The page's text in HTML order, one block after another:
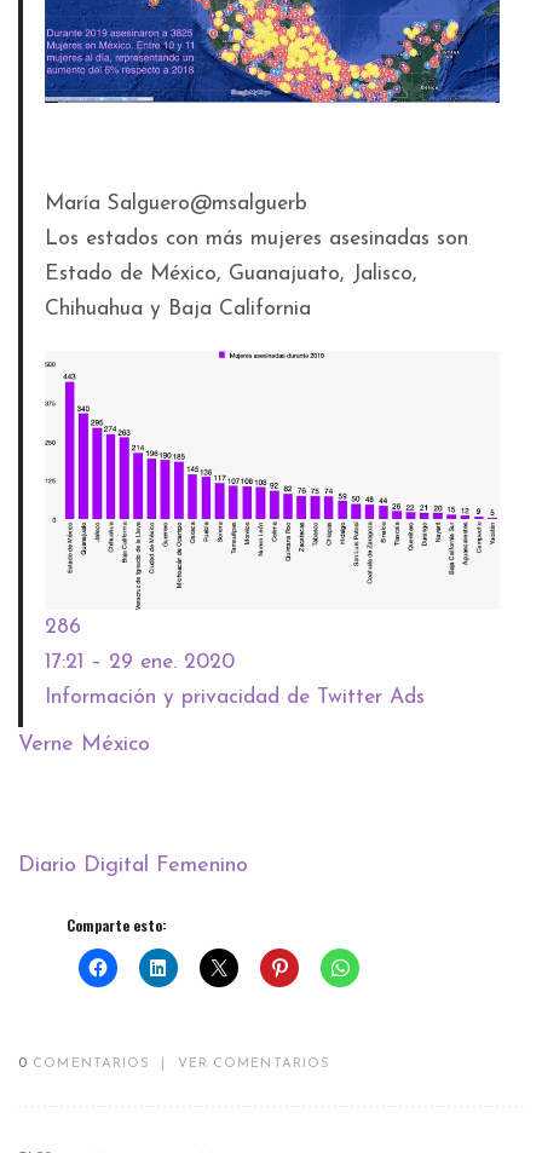
María Salguero@msalguerb
Los estados con más mujeres asesinadas son
Estado de México, Guanajuato, Jalisco,
Chihuahua y Baja California
286
17:21 – 29 ene. 2020
Información y privacidad de Twitter Ads
Verne México
Diario Digital Femenino
Comparte esto:
0 COMENTARIOS VER COMENTARIOS